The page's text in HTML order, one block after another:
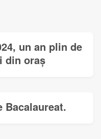
un an plin de
din oraș
Bacalaureat.